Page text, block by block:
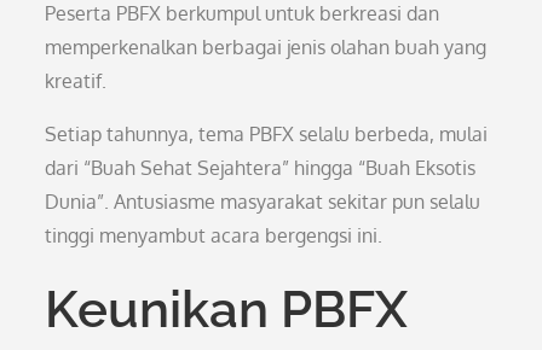
Peserta PBFX berkumpul untuk berkreasi dan
memperkenalkan berbagai jenis olahan buah yang
kreatif.
Setiap tahunnya, tema PBFX selalu berbeda, mulai
dari “Buah Sehat Sejahtera” hingga “Buah Eksotis
Dunia”. Antusiasme masyarakat sekitar pun selalu
tinggi menyambut acara bergengsi ini.
Keunikan PBFX